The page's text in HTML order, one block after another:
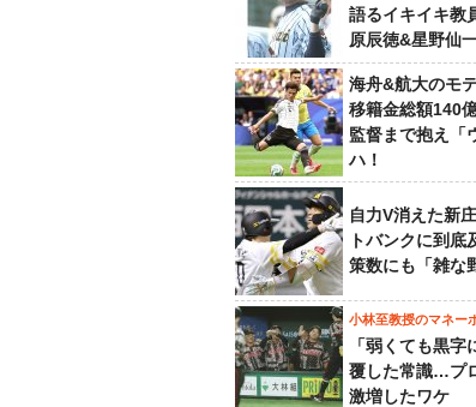
語るイキイキ教
原辰徳&星野仙
海舟&航大のモ
移籍金総額140
監督まで抱え「
ハ！
自力V消えた新
トバンクに到
策数にも「雑な
小林至教授のマネー
「弱くても黒
覆した常識…プ
激増したワケ